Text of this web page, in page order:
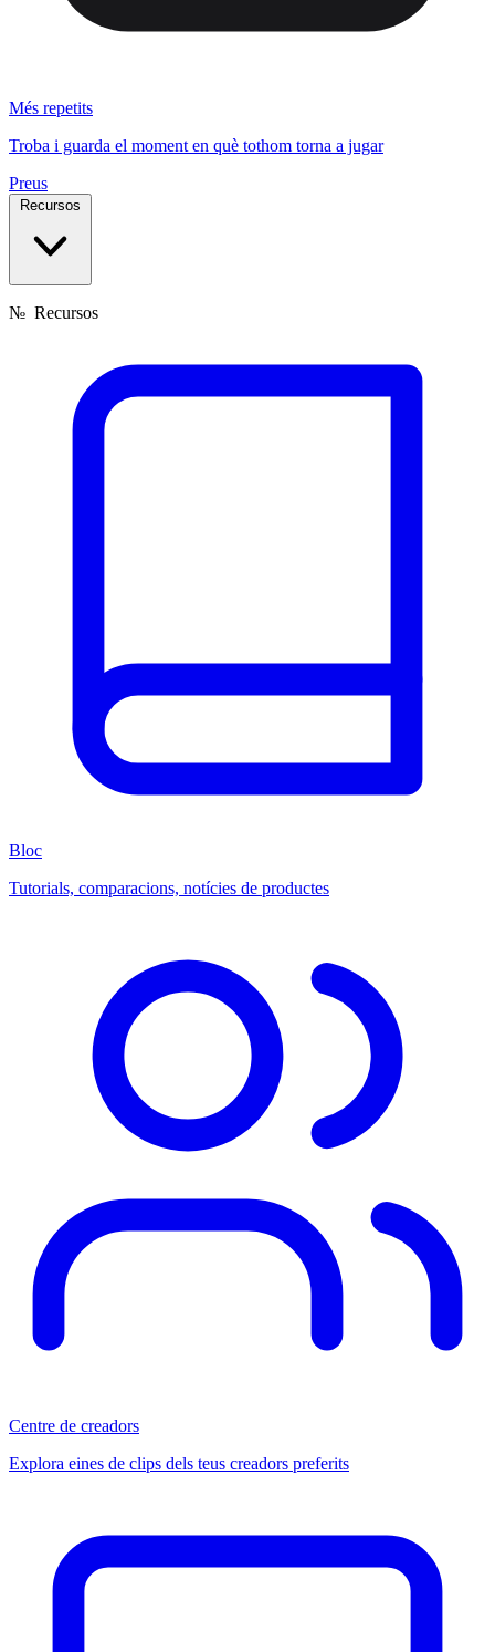
Més repetits
Troba i guarda el moment en què tothom torna a jugar
Preus
Recursos
№ Recursos
Bloc
Tutorials, comparacions, notícies de productes
Centre de creadors
Explora eines de clips dels teus creadors preferits